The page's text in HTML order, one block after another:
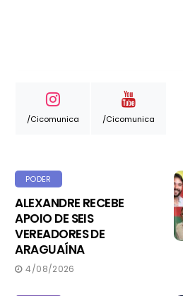
/cicomunica /cicomunica
PODER
ALEXANDRE RECEBE
APOIO DE SEIS
VEREADORES DE
ARAGUAÍNA
4/08/2026